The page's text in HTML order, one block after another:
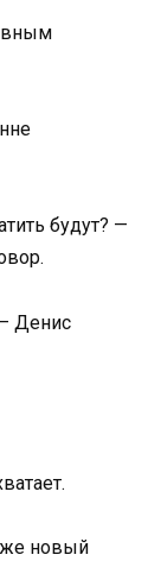
будут? —
Денис
же новый